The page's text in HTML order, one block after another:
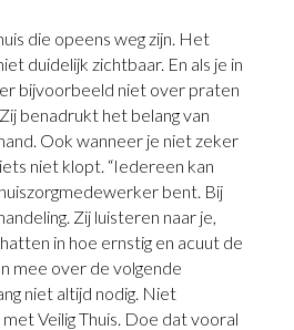
die opeens weg zijn. Het
duidelijk zichtbaar. En als je in
bijvoorbeeld niet over praten
benadrukt het belang van
Ook wanneer je niet zeker
niet klopt. “Iedereen kan
bent. Bij
Zij luisteren naar je,
in hoe ernstig en acuut de
mee over de volgende
niet altijd nodig. Niet
Veilig Thuis. Doe dat vooral